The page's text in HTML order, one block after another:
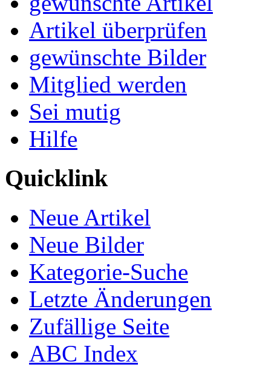
Artikel überprüfen
gewünschte Bilder
Mitglied werden
Sei mutig
Hilfe
Quicklink
Neue Artikel
Neue Bilder
Kategorie-Suche
Letzte Änderungen
Zufällige Seite
ABC Index